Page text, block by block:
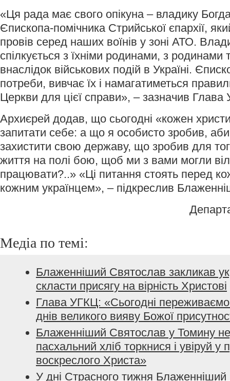
«Ця рада має свого опікуна – владику
Єпископа-помічника Стрийської єпархії,
провів серед наших воїнів у зоні АТО.
спілкується з їхніми родинами, з родинами
внаслідок військових подій в Україні.
потреби, вивчає їх і намагатиметься
Церкви для цієї справи», – зазначив
Архиєрей додав, що сьогодні «кожен
запитати себе: а що я особисто зробив,
захистити свою державу, що зробив для
життя на полі бою, щоб ми з вами могли
працювати?..» «Ці питання стоять перед
кожним українцем», – підкреслив
Медіа по темі:
Блаженніший Святослав закликав
скласти присягу на вірність Христові
Глава УГКЦ: «Сьогодні переживаємо
днів великого вияву Божої
Блаженніший Святослав у Томину
пасхальний хліб торкнися і увіруй у
воскреслого Христа»
У дні Страсного тижня Блаженніший